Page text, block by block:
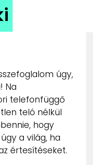
TÁJÉKOZTATÓ
úgy,
Na
telefonfüggő
teló nélkül
hogy
a világ, ha
értesítéseket.